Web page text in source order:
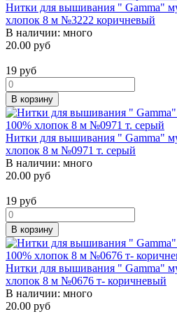
Нитки для вышивания " Gamma"
хлопок 8 м №3222 коричневый
В наличии: много
20.00 руб
19 руб
В корзину
Нитки для вышивания " Gamma"
хлопок 8 м №0971 т. серый
В наличии: много
20.00 руб
19 руб
В корзину
Нитки для вышивания " Gamma"
хлопок 8 м №0676 т- коричневый
В наличии: много
20.00 руб